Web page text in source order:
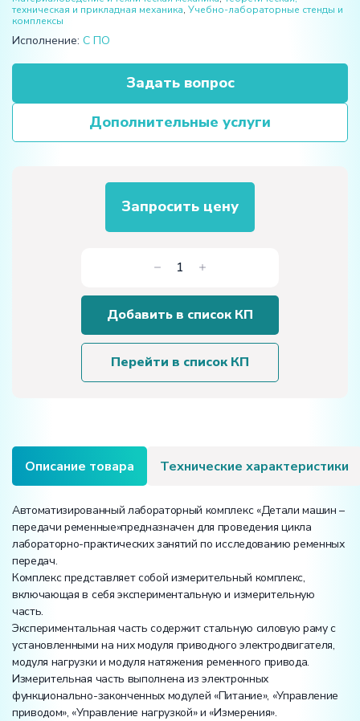
техническая и прикладная механика, Учебно-лабораторные стенды и
комплексы
Исполнение: С ПО
Задать вопрос
Дополнительные услуги
Запросить цену
Количество
товара
Автоматизированный
лабораторный
комплекс
«Детали
Добавить в список КП
Перейти в список КП
Описание товара Технические характеристики
Автоматизированный лабораторный комплекс «Детали машин –
передачи ременные»предназначен для проведения цикла
лабораторно-практических занятий по исследованию ременных
передач.
Комплекс представляет собой измерительный комплекс,
включающая в себя экспериментальную и измерительную
часть.
Экспериментальная часть содержит стальную силовую раму с
установленными на них модуля приводного электродвигателя,
модуля нагрузки и модуля натяжения ременного привода.
Измерительная часть выполнена из электронных
функционально-законченных модулей «Питание», «Управление
приводом», «Управление нагрузкой» и «Измерения».